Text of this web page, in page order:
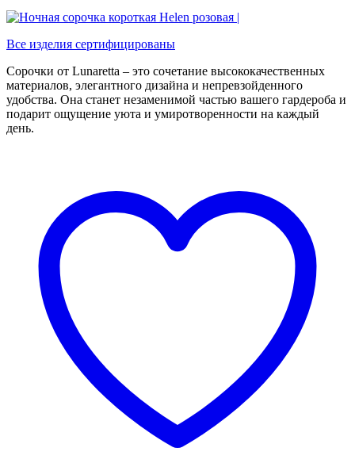
Все изделия сертифицированы
Сорочки от Lunaretta – это сочетание высококачественных
материалов, элегантного дизайна и непревзойденного
удобства. Она станет незаменимой частью вашего гардероба и
подарит ощущение уюта и умиротворенности на каждый
день.